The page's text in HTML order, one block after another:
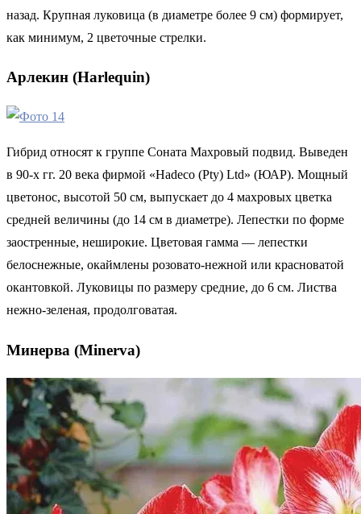
назад. Крупная луковица (в диаметре более 9 см) формирует,
как минимум, 2 цветочные стрелки.
Арлекин (Harlequin)
Гибрид относят к группе Соната Махровый подвид. Выведен
в 90-х гг. 20 века фирмой «Hadeco (Pty) Ltd» (ЮАР). Мощный
цветонос, высотой 50 см, выпускает до 4 махровых цветка
средней величины (до 14 см в диаметре). Лепестки по форме
заостренные, неширокие. Цветовая гамма — лепестки
белоснежные, окаймлены розовато-нежной или красноватой
окантовкой. Луковицы по размеру средние, до 6 см. Листва
нежно-зеленая, продолговатая.
Минерва (Minerva)